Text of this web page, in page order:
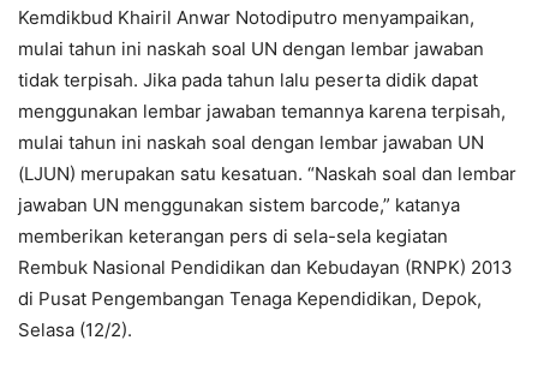
Kemdikbud Khairil Anwar Notodiputro menyampaikan,
mulai tahun ini naskah soal UN dengan lembar jawaban
tidak terpisah. Jika pada tahun lalu peserta didik dapat
menggunakan lembar jawaban temannya karena terpisah,
mulai tahun ini naskah soal dengan lembar jawaban UN
(LJUN) merupakan satu kesatuan. “Naskah soal dan lembar
jawaban UN menggunakan sistem barcode,” katanya
memberikan keterangan pers di sela-sela kegiatan
Rembuk Nasional Pendidikan dan Kebudayan (RNPK) 2013
di Pusat Pengembangan Tenaga Kependidikan, Depok,
Selasa (12/2).